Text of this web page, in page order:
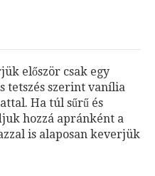
először csak egy
tetszés szerint vanília
Ha túl sűrű és
hozzá apránként a
is alaposan keverjük